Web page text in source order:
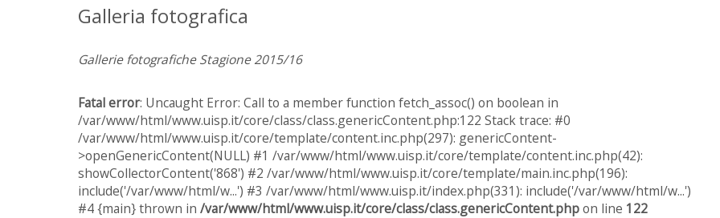
Galleria fotografica
Gallerie fotografiche Stagione 2015/16
Fatal error: Uncaught Error: Call to a member function fetch_assoc() on boolean in
/var/www/html/www.uisp.it/core/class/class.genericContent.php:122 Stack trace: #0
/var/www/html/www.uisp.it/core/template/content.inc.php(297): genericContent-
>openGenericContent(NULL) #1 /var/www/html/www.uisp.it/core/template/content.inc.php(42):
showCollectorContent('868') #2 /var/www/html/www.uisp.it/core/template/main.inc.php(196):
include('/var/www/html/w...') #3 /var/www/html/www.uisp.it/index.php(331): include('/var/www/html/w...')
#4 {main} thrown in /var/www/html/www.uisp.it/core/class/class.genericContent.phpon line 122